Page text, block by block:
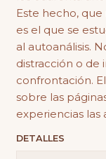
Este hecho,
es el que se
al autoanálisis.
distracción o de
confrontación.
sobre las
experiencias las
DETALLES